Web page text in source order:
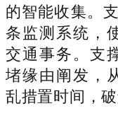
的智能收集。
条监测系统，
交通事务。支
堵缘由阐发，
乱措置时间，